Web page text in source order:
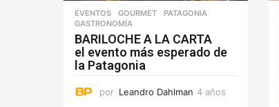
EVENTOS ,GOURMET ,PATAGONIA
GASTRONOMÍA
BARILOCHE A LA CARTA
el evento más esperado de
la Patagonia
por Leandro Dahlman 4 años